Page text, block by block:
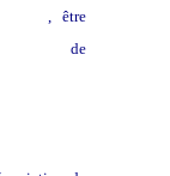
, être
de